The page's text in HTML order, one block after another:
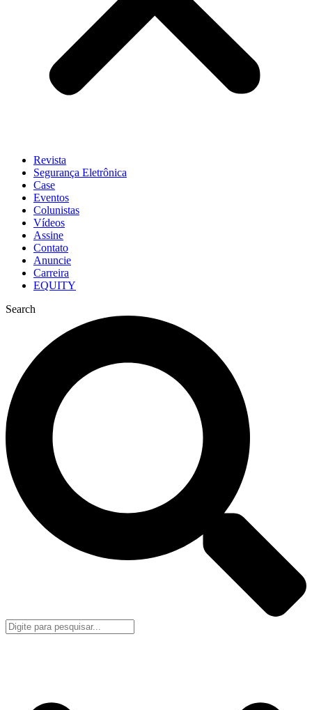
Revista
Segurança Eletrônica
Case
Eventos
Colunistas
Vídeos
Assine
Contato
Anuncie
Carreira
EQUITY
Search